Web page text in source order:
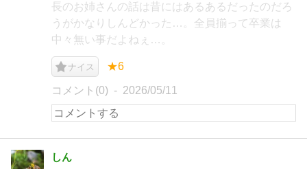
長のお姉さんの話は昔にはあるあるだったのだろ
うがかなりしんどかった…。全員揃って卒業は
中々無い事だよねぇ…。
ナイス ★6
コメント(0) 2026/05/11
しん